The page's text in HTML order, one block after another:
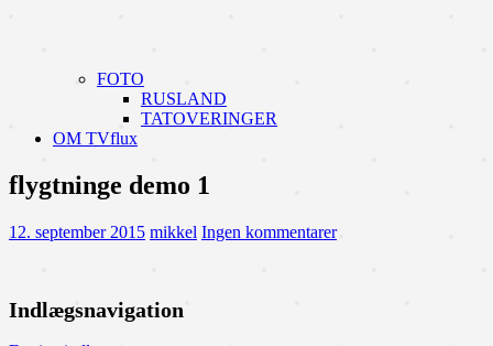
FOTO
RUSLAND
TATOVERINGER
OM TVflux
flygtninge demo 1
12. september 2015 mikkel Ingen kommentarer
Indlægsnavigation